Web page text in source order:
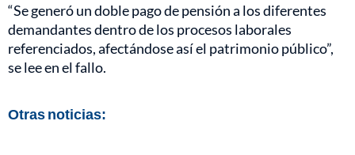
“Se generó un doble pago de pensión a los diferentes
demandantes dentro de los procesos laborales
referenciados, afectándose así el patrimonio público”,
se lee en el fallo.
Otras noticias: